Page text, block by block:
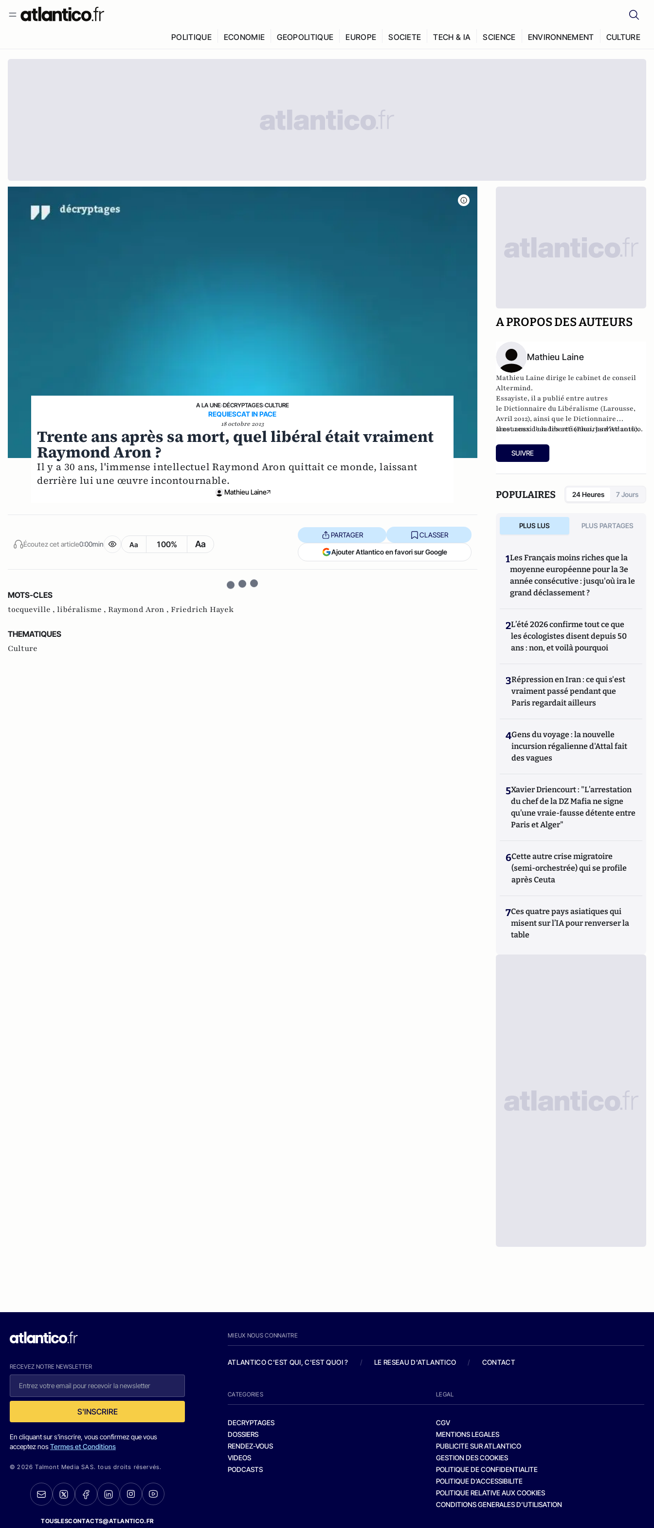
POLITIQUE ECONOMIE GEOPOLITIQUE EUROPE SOCIETE TECH & IA SCIENCE ENVIRONNEMENT CULTURE
A LA UNE›DÉCRYPTAGES›CULTURE
REQUIESCAT IN PACE
18 octobre 2013
Trente ans après sa mort, quel libéral était vraiment
Raymond Aron ?
Il y a 30 ans, l'immense intellectuel Raymond Aron quittait ce monde, laissant
derrière lui une œuvre incontournable.
Mathieu Laine
Écoutez cet article0:00min Aa 100% Aa
PARTAGER CLASSER
Ajouter Atlantico en favori sur Google
MOTS-CLES
tocqueville , libéralisme , Raymond Aron , Friedrich Hayek
THEMATIQUES
Culture
A PROPOS DES AUTEURS
Mathieu Laine
Mathieu Laine dirige le cabinet de conseil
Altermind.
Essayiste, il a publié entre autres
leDictionnaire du Libéralisme (Larousse,
Avril 2012), ainsi que leDictionnaire
amoureux de la liberté(Plon, Janvier 2016).
Il est aussi l'un des actionnaires d'Atlantico.
SUIVRE
POPULAIRES 24 Heures 7 Jours
PLUS LUS PLUS PARTAGES
1Les Français moins riches que la
moyenne européenne pour la 3e
année consécutive : jusqu'où ira le
grand déclassement ?
2L’été 2026 confirme tout ce que
les écologistes disent depuis 50
ans : non, et voilà pourquoi
3Répression en Iran : ce qui s'est
vraiment passé pendant que
Paris regardait ailleurs
4Gens du voyage : la nouvelle
incursion régalienne d'Attal fait
des vagues
5Xavier Driencourt : "L’arrestation
du chef de la DZ Mafia ne signe
qu’une vraie-fausse détente entre
Paris et Alger"
6Cette autre crise migratoire
(semi-orchestrée) qui se profile
après Ceuta
7Ces quatre pays asiatiques qui
misent sur l’IA pour renverser la
table
RECEVEZ NOTRE NEWSLETTER
S'INSCRIRE
En cliquant sur s'inscrire, vous confirmez que vous
acceptez nosTermes et Conditions
© 2026 Talmont Media SAS. tous droits réservés.
TOUSLESCONTACTS@ATLANTICO.FR
MIEUX NOUS CONNAITRE
ATLANTICO C'EST QUI, C'EST QUOI ? / LE RESEAU D'ATLANTICO / CONTACT
CATEGORIES
DECRYPTAGES
DOSSIERS
RENDEZ-VOUS
VIDEOS
PODCASTS
LEGAL
CGV
MENTIONS LEGALES
PUBLICITE SUR ATLANTICO
GESTION DES COOKIES
POLITIQUE DE CONFIDENTIALITE
POLITIQUE D’ACCESSIBILITE
POLITIQUE RELATIVE AUX COOKIES
CONDITIONS GENERALES D’UTILISATION